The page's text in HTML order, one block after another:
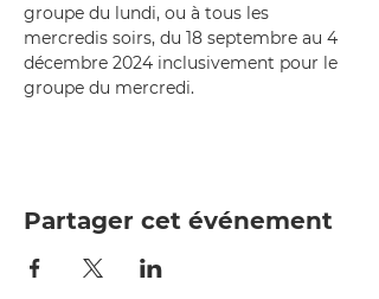
groupe du lundi, ou à tous les
mercredis soirs, du 18 septembre au 4
décembre 2024 inclusivement pour le
groupe du mercredi.
Partager cet événement